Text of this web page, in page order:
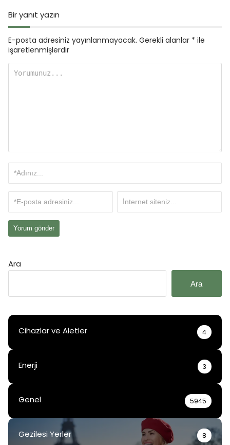
Bir yanıt yazın
E-posta adresiniz yayınlanmayacak. Gerekli alanlar * ile
işaretlenmişlerdir
Ara
Ara
Cihazlar ve Aletler 4
Enerji 3
Genel 5945
Gezilesi Yerler 8